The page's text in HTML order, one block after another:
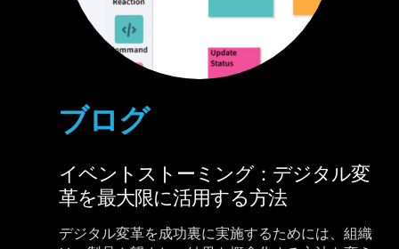
ブログ
イベントストーミング：デジタル変
革を最大限に活用する方法
デジタル変革を成功裏に実施するためには、組織